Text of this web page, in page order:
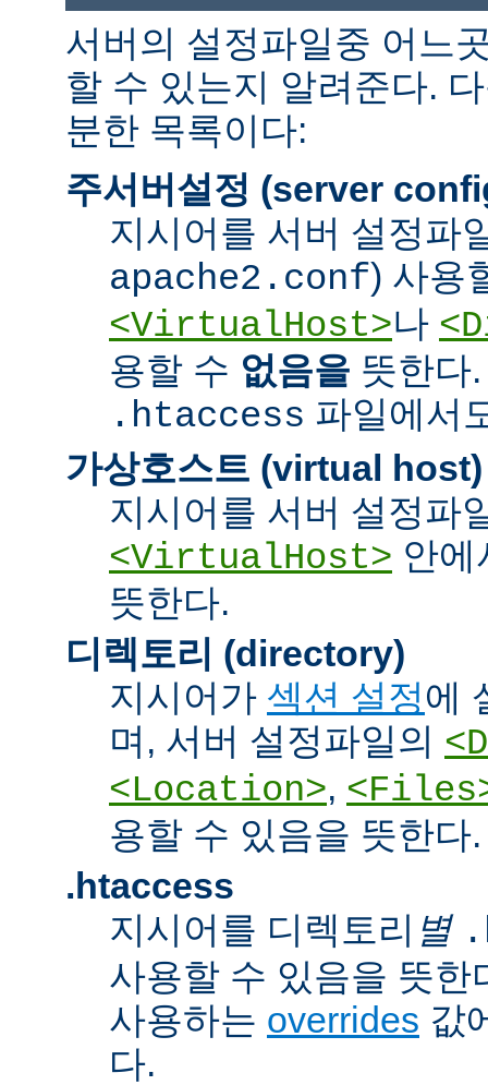
서버의 설정파일중 어느
할 수 있는지 알려준다.
분한 목록이다:
주서버설정 (server
지시어를 서버 설정파
apache2.conf) 사용
<VirtualHost>나
용할 수 없음을 뜻한다
.htaccess 파일에서
가상호스트 (virtual host)
지시어를 서버 설정파
<VirtualHost> 안에
뜻한다.
디렉토리 (directory)
지시어가 섹션 설정에
며, 서버 설정파일의
<Location>,
용할 수 있음을 뜻한다.
.htaccess
지시어를 디렉토리 별
사용할 수 있음을 뜻한
사용하는 overrides 값
다.